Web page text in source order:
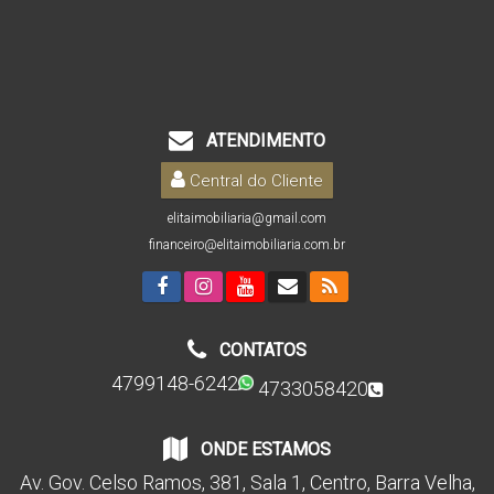
ATENDIMENTO
Central do Cliente
elitaimobiliaria@gmail.com
financeiro@elitaimobiliaria.com.br
CONTATOS
4799148-6242 4733058420
ONDE ESTAMOS
Av. Gov. Celso Ramos, 381 , Sala 1 , Centro, Barra Velha,